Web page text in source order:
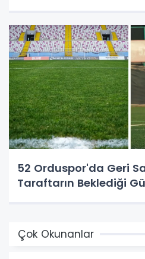
52 Orduspor'da Geri
Taraftarın Beklediği
Çok Okunanlar